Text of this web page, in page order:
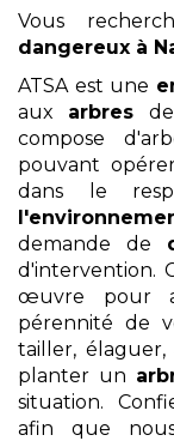
Vous
dangereux à
ATSA est une
aux arbres
compose
pouvant
dans le
demande de
d'intervention.
œuvre pour
pérennité de
tailler, élaguer,
planter un
situation.
afin que